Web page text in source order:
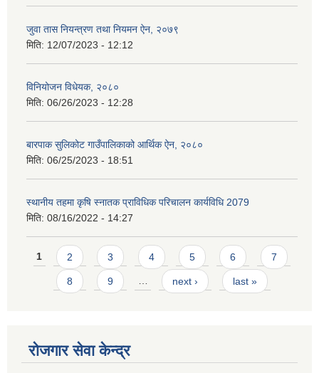
जुवा तास नियन्त्रण तथा नियमन ऐन, २०७९
मिति: 12/07/2023 - 12:12
विनियोजन विधेयक, २०८०
मिति: 06/26/2023 - 12:28
बारपाक सुलिकोट गाउँपालिकाको आर्थिक ऐन, २०८०
मिति: 06/25/2023 - 18:51
स्थानीय तहमा कृषि स्नातक प्राविधिक परिचालन कार्यविधि 2079
मिति: 08/16/2022 - 14:27
Pages
1 2 3 4 5 6 7
8 9 … next › last »
रोजगार सेवा केन्द्र